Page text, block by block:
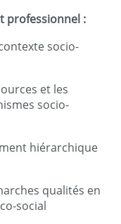
professionnel :
socio-
et les
socio-
hiérarchique
qualités en
social